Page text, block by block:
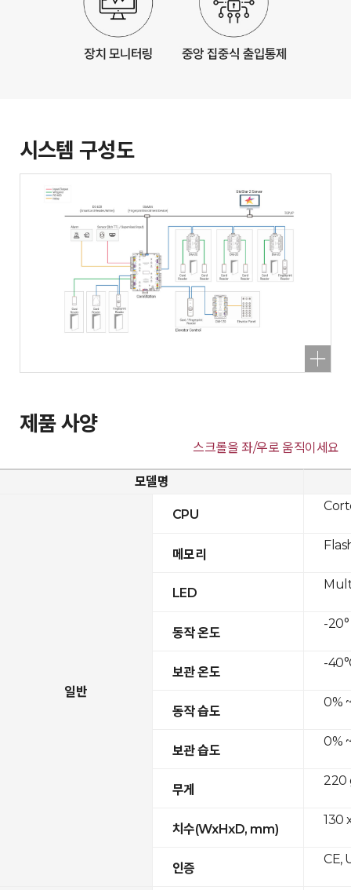
시스템 구성도
제품 사양
스크롤을 좌/우로 움직이세요
모델명
일반
CPU
메모리
LED
동작 온도
보관 온도
동작 습도
보관 습도
무게
치수(WxHxD, mm)
인증
-20°
-
0%
0%
220
130
CE,